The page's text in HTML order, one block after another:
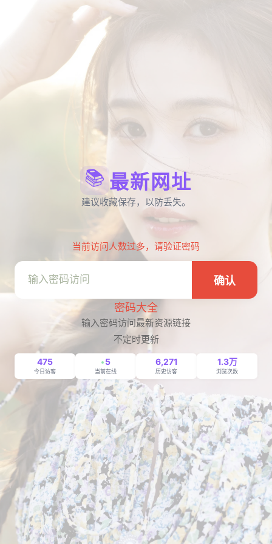
📚 最新网址
建议收藏保存，以防丢失。
当前访问人数过多，请验证密码
确认
密码大全
输入密码访问最新资源链接
不定时更新
475
今日访客
5
当前在线
6,271
历史访客
1.3万
浏览次数